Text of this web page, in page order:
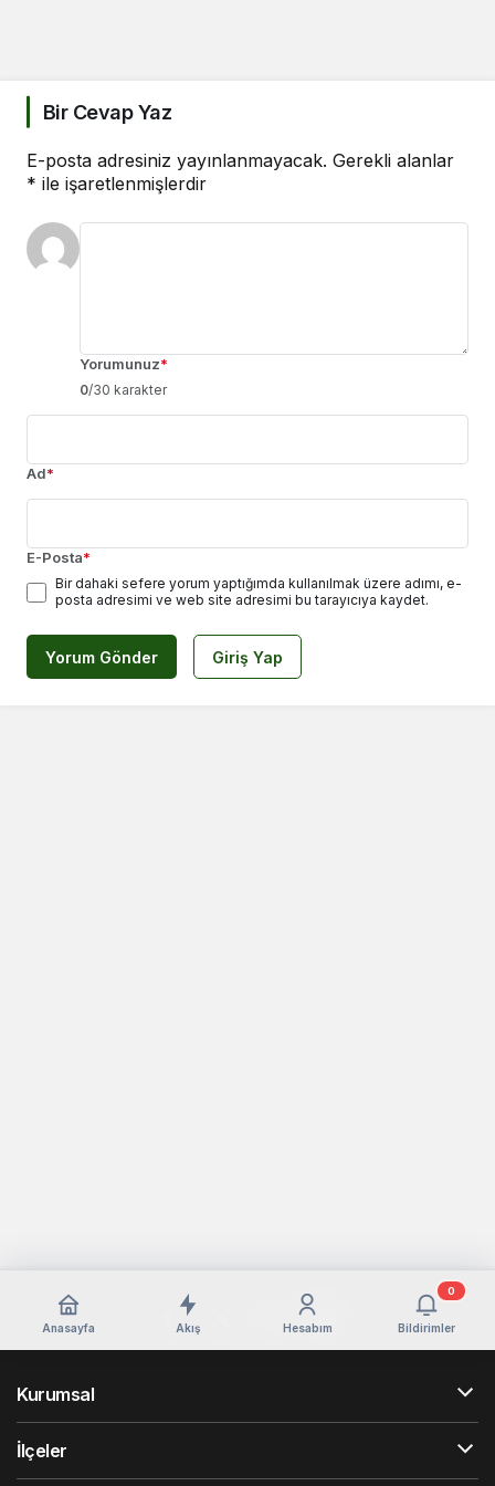
Bir Cevap Yaz
E-posta adresiniz yayınlanmayacak. Gerekli alanlar
* ile işaretlenmişlerdir
Yorumunuz*
0/30 karakter
Ad*
E-Posta*
Bir dahaki sefere yorum yaptığımda kullanılmak üzere adımı, e-
posta adresimi ve web site adresimi bu tarayıcıya kaydet.
Yorum Gönder Giriş Yap
Anasayfa Akış Hesabım Bildirimler
0
Kurumsal
İlçeler